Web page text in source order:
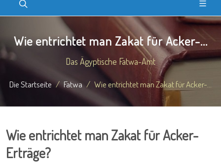
Wie entrichtet man Zakat für Acker-...
Das Ägyptische Fatwa-Amt
Die Startseite Fatwa Wie entrichtet man Zakat für Acker-...
Wie entrichtet man Zakat für Acker-
Erträge?